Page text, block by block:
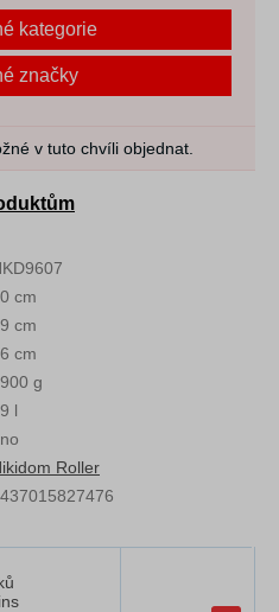
kategorie
značky
v tuto chvíli objednat.
cm
cm
cm
g
l
Roller